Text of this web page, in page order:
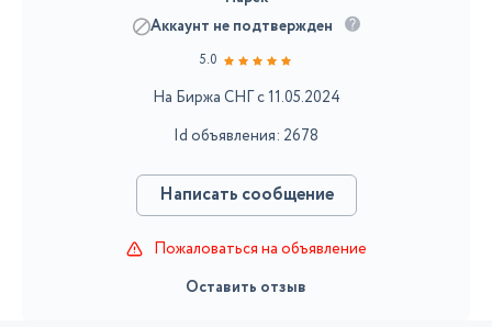
Аккаунт не подтвержден
5.0
На Биржа СНГ с 11.05.2024
Id объявления: 2678
Написать сообщение
Пожаловаться на объявление
Оставить отзыв